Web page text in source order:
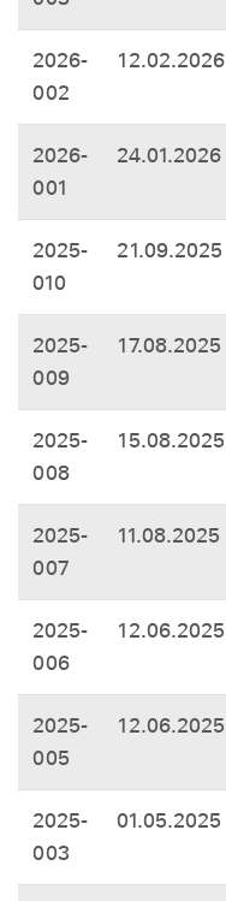
2026-
002
12.02.2026
2026-
001
24.01.2026
2025-
010
21.09.2025
2025-
009
17.08.2025
2025-
008
15.08.2025
2025-
007
11.08.2025
2025-
006
12.06.2025
2025-
005
12.06.2025
2025-
003
01.05.2025